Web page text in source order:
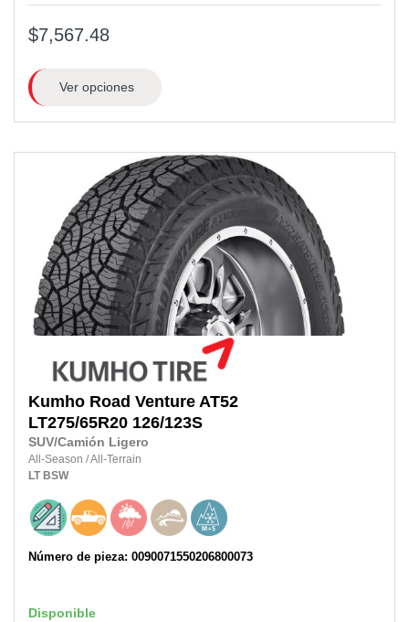
$7,567.48
Ver opciones
Kumho Road Venture AT52
LT275/65R20 126/123S
SUV/Camión Ligero
All-Season /All-Terrain
LT BSW
Número de pieza: 0090071550206800073
Disponible